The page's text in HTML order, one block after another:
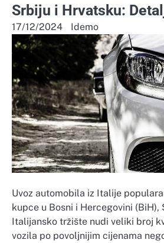
Srbiju i Hrvatsku:
17/12/2024 Idemo
Uvoz automobila iz Italije
kupce u Bosni i Hercegovini (BiH),
Italijansko tržište nudi veliki broj
vozila po povoljnijim cijenama